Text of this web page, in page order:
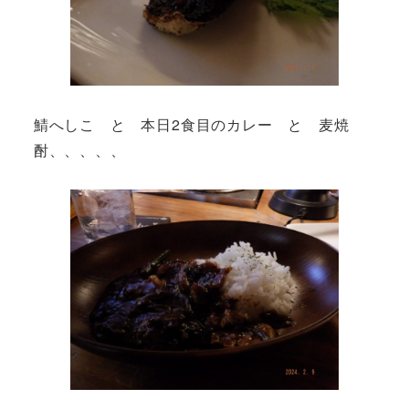
鯖へしこ と 本日2食目のカレー と 麦焼
酎、、、、、